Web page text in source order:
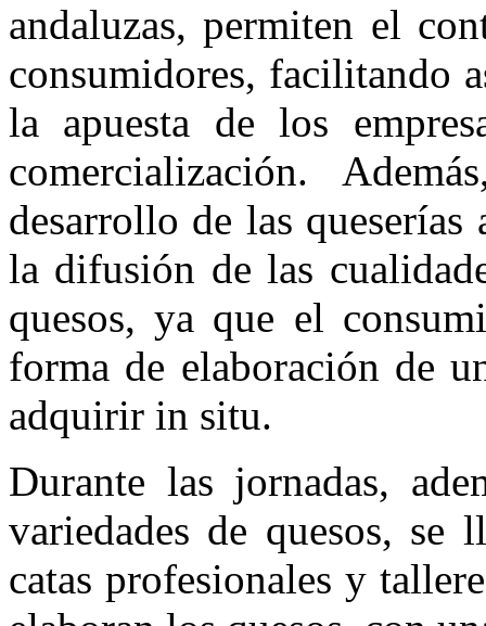
andaluzas, permiten el
consumidores, facilitando
la apuesta de los
comercialización.
desarrollo de las
la difusión de las
quesos, ya que el
forma de elaboración de
adquirir in situ.
Durante las jornadas,
variedades de quesos, se
catas profesionales y